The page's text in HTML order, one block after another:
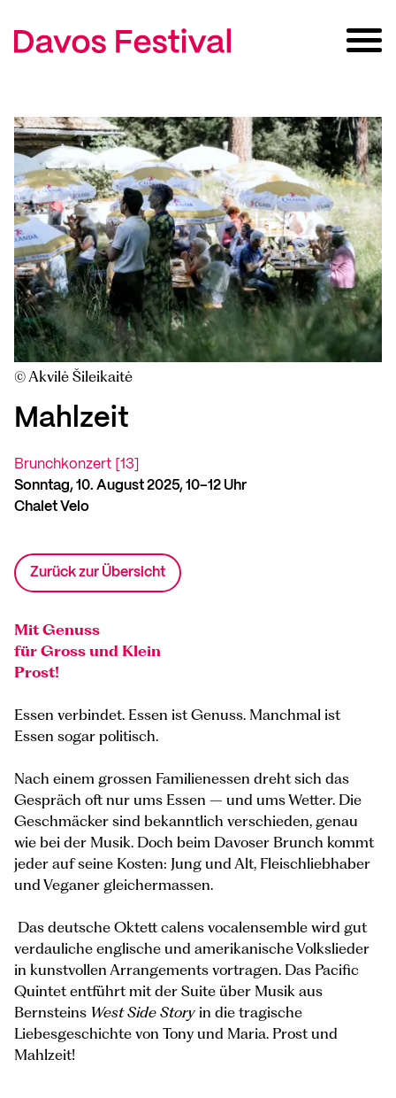
© Akvilė Šileikaitė
Mahlzeit
Brunchkonzert [13]
Sonntag, 10. August 2025, 10–12 Uhr
Chalet Velo
Zurück zur Übersicht
Mit Genuss
für Gross und Klein
Prost!
Essen verbindet. Essen ist Genuss. Manchmal ist
Essen sogar politisch.
Nach einem grossen Familienessen dreht sich das
Gespräch oft nur ums Essen – und ums Wetter. Die
Geschmäcker sind bekanntlich verschieden, genau
wie bei der Musik. Doch beim Davoser Brunch kommt
jeder auf seine Kosten: Jung und Alt, Fleischliebhaber
und Veganer gleichermassen.
Das deutsche Oktett calens vocalensemble wird gut
verdauliche englische und amerikanische Volkslieder
in kunstvollen Arrangements vortragen. Das Pacific
Quintet entführt mit der Suite über Musik aus
Bernsteins West Side Story in die tragische
Liebesgeschichte von Tony und Maria. Prost und
Mahlzeit!